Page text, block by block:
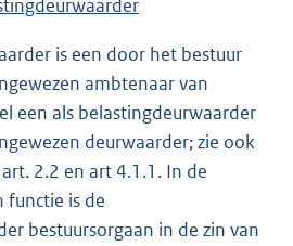
is een door het bestuur
ambtenaar van
een als belastingdeurwaarder
deurwaarder; zie ook
2.2 en art 4.1.1. In de
functie is de
bestuursorgaan in de zin van